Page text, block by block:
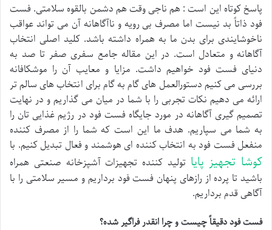
پاسخ کوتاه این است : هم ناجی وقت هم دشمن بالقوه سلامتی. فست
فود ذاتاً بد نیست اما مصرف بی رویه و ناآگاهانه آن می تواند عواقب
ناخوشایندی برای بدن ما به همراه داشته باشد. کلید اصلی انتخاب
آگاهانه و متعادل است. در این مقاله جامع سفری صفر تا صد به
دنیای فست فود خواهیم داشت. مزایا و معایب آن را موشکافانه
بررسی می کنیم دستورالعمل های گام به گام برای انتخاب های سالم تر
ارائه می دهیم نکات تجربی را با شما در میان می گذاریم و در نهایت
تصمیم گیری آگاهانه در مورد جایگاه فست فود در رژیم غذایی تان را
به شما می سپاریم. هدف ما این است که شما را از مصرف کننده
منفعل فست فود به انتخاب کننده ای هوشمند و فعال تبدیل کنیم. با
کوشا تجهیز پایا تولید کننده تجهیزات آشپزخانه صنعتی همراه
باشید تا پرده از رازهای پنهان فست فود برداریم و مسیر سلامتی را با
آگاهی قدم برداریم.
فست فود دقیقاً چیست و چرا انقدر فراگیر شده؟